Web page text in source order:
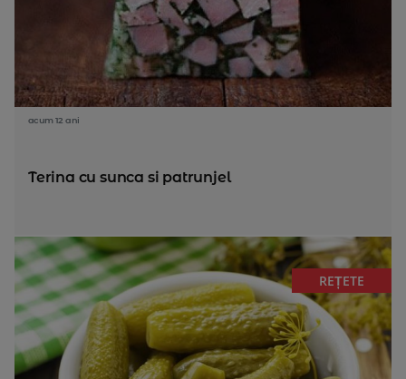
acum 12 ani
Terina cu sunca si patrunjel
REȚETE